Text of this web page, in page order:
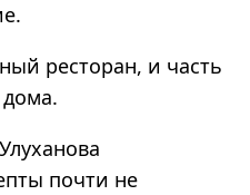
ресторан, и часть
дома.
почти не